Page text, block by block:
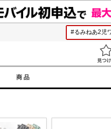
商品